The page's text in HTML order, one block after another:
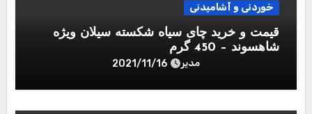
خوردنی و آشامیدنی
قیمت و خرید چای سیاه شکسته سیلان ویژه
شاهسوند – 450 گرم
مدیر 2021/11/16